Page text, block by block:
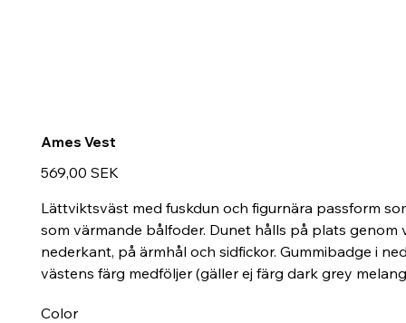
Ames Vest
Preis
569,00 SEK
Lättviktsväst med fuskdun och figurnära passform
som värmande bålfoder. Dunet hålls på plats genom
nederkant, på ärmhål och sidfickor. Gummibadge i
västens färg medföljer (gäller ej färg dark grey
Color